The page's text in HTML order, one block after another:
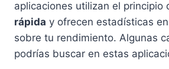
aplicaciones utilizan el principio
rápida y ofrecen estadísticas
sobre tu rendimiento. Algunas
podrías buscar en estas